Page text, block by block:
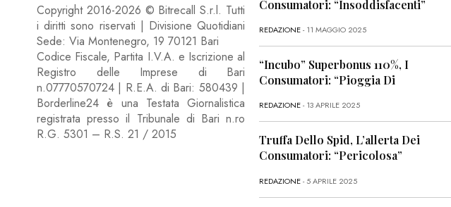
Copyright 2016-2026 © Bitrecall S.r.l. Tutti
i diritti sono riservati | Divisione Quotidiani
Sede: Via Montenegro, 19 70121 Bari
Codice Fiscale, Partita I.V.A. e Iscrizione al
Registro delle Imprese di Bari
n.07770570724 | R.E.A. di Bari: 580439 |
Borderline24 è una Testata Giornalistica
registrata presso il Tribunale di Bari n.ro
R.G. 5301 – R.S. 21 / 2015
Consumatori: “Insoddisfacenti”
REDAZIONE- 11 MAGGIO 2025
“Incubo” Superbonus 110%, I
Consumatori: “Pioggia Di
REDAZIONE- 13 APRILE 2025
Truffa Dello Spid, L’allerta Dei
Consumatori: “Pericolosa”
REDAZIONE- 5 APRILE 2025